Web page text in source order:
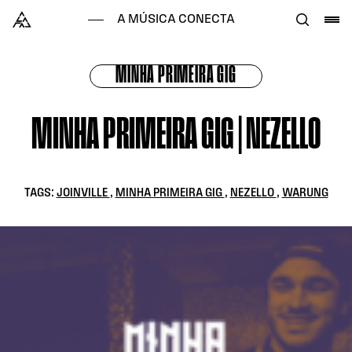
Alataj
A MÚSICA CONECTA
MINHA PRIMEIRA GIG
MINHA PRIMEIRA GIG | NEZELLO
TAGS: JOINVILLE , MINHA PRIMEIRA GIG , NEZELLO , WARUNG